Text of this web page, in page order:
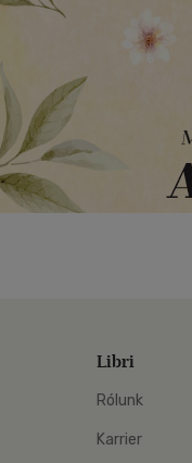
Libri
Rólunk
Karrier